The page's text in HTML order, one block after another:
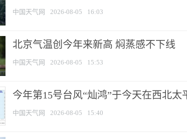
中国天气网 2026-08-05 16:03
北京气温创今年来新高 焖蒸感不下线
中国天气网 2026-08-05 15:53
今年第15号台风“灿鸿”于今天在西北太
中国天气网 2026-08-05 15:40